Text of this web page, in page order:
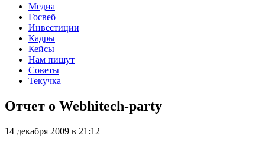
Медиа
Госвеб
Инвестиции
Кадры
Кейсы
Нам пишут
Советы
Текучка
Отчет о Webhitech-party
14 декабря 2009 в 21:12